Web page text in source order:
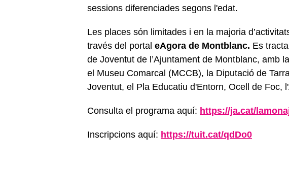
sessions diferenciades segons l'edat.
Les places són limitades i en la majoria
través del portal eAgora de Montblanc. Es
de Joventut de l’Ajuntament de Montblanc, amb
el Museu Comarcal (MCCB), la Diputació de
Joventut, el Pla Educatiu d'Entorn, Ocell de Foc,
Consulta el programa aquí: https://ja.cat/
Inscripcions aquí: https://tuit.cat/qdDo0